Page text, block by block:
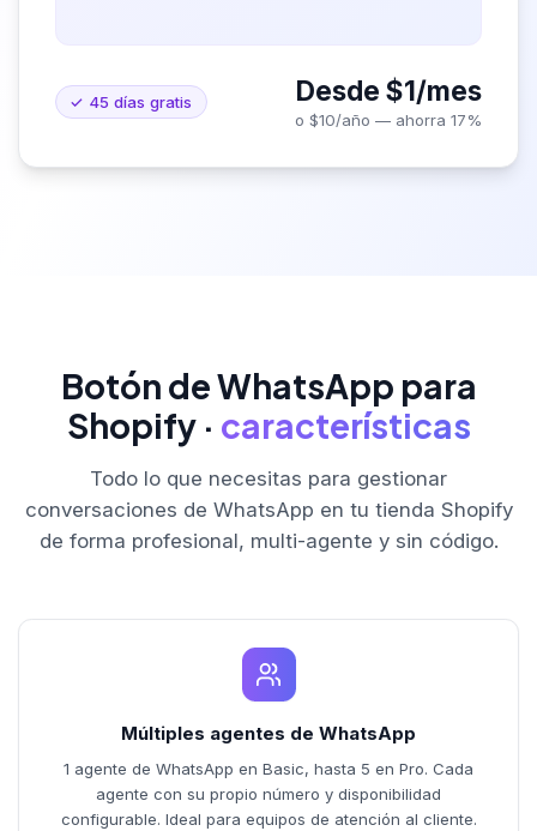
✓ 45 días gratis Desde $1/mes
o $10/año — ahorra 17%
Botón de WhatsApp para
Shopify · características
Todo lo que necesitas para gestionar
conversaciones de WhatsApp en tu tienda Shopify
de forma profesional, multi-agente y sin código.
Múltiples agentes de WhatsApp
1 agente de WhatsApp en Basic, hasta 5 en Pro. Cada
agente con su propio número y disponibilidad
configurable. Ideal para equipos de atención al cliente.